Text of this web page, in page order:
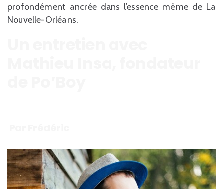
profondément ancrée dans l’essence même de La
Nouvelle-Orléans.